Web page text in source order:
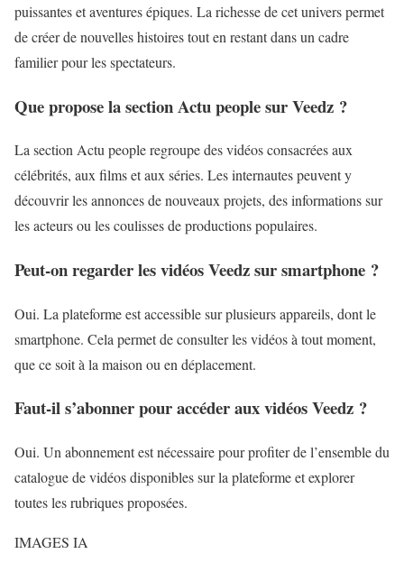
puissantes et aventures épiques. La richesse de cet univers permet
de créer de nouvelles histoires tout en restant dans un cadre
familier pour les spectateurs.
Que propose la section Actu people sur Veedz ?
La section Actu people regroupe des vidéos consacrées aux
célébrités, aux films et aux séries. Les internautes peuvent y
découvrir les annonces de nouveaux projets, des informations sur
les acteurs ou les coulisses de productions populaires.
Peut-on regarder les vidéos Veedz sur smartphone ?
Oui. La plateforme est accessible sur plusieurs appareils, dont le
smartphone. Cela permet de consulter les vidéos à tout moment,
que ce soit à la maison ou en déplacement.
Faut-il s’abonner pour accéder aux vidéos Veedz ?
Oui. Un abonnement est nécessaire pour profiter de l’ensemble du
catalogue de vidéos disponibles sur la plateforme et explorer
toutes les rubriques proposées.
IMAGES IA